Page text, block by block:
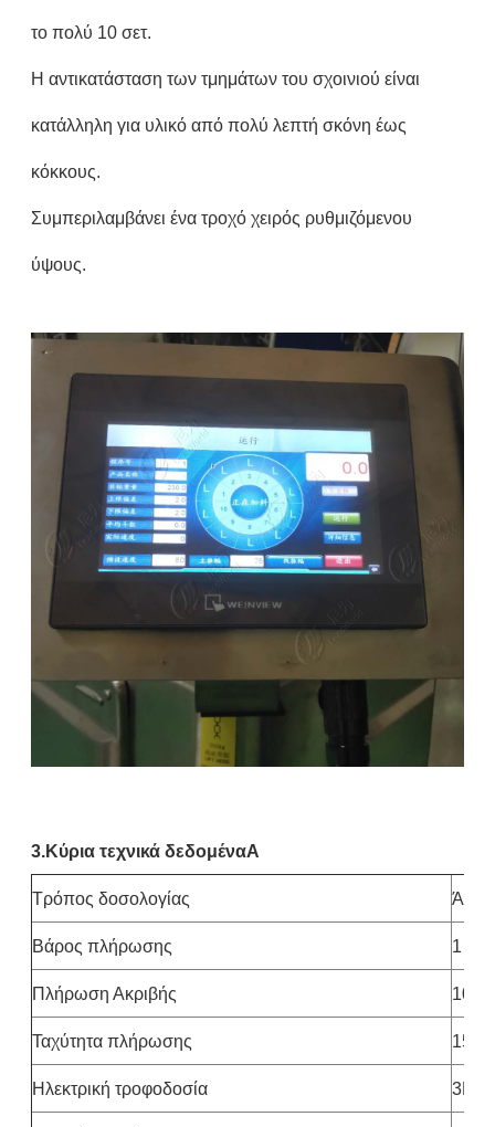
το πολύ 10 σετ.
Η αντικατάσταση των τμημάτων του σχοινιού είναι
κατάλληλη για υλικό από πολύ λεπτή σκόνη έως
κόκκους.
Συμπεριλαμβάνει ένα τροχό χειρός ρυθμιζόμενου
ύψους.
3.Κύρια τεχνικά δεδομέναΑ
Τρόπος δοσολογίας
Βάρος πλήρωσης 1 -
Πλήρωση Ακριβής 10 -
Ταχύτητα πλήρωσης 15 -
Ηλεκτρική τροφοδοσία 3P